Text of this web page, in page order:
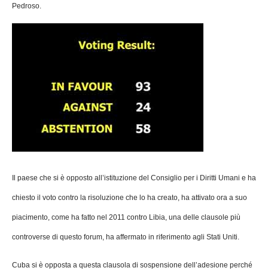
Pedroso.
Il paese che si è opposto all’istituzione del Consiglio per i Diritti Umani e ha
chiesto il voto contro la risoluzione che lo ha creato, ha attivato ora a suo
piacimento, come ha fatto nel 2011 contro Libia, una delle clausole più
controverse di questo forum, ha affermato in riferimento agli Stati Uniti.
Cuba si è opposta a questa clausola di sospensione dell’adesione perché